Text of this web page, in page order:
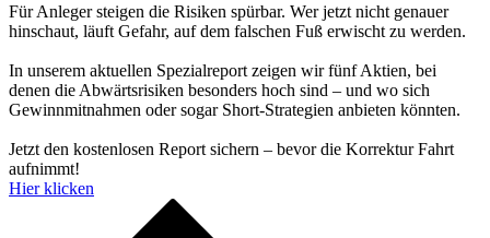
Für Anleger steigen die Risiken spürbar. Wer jetzt nicht genauer
hinschaut, läuft Gefahr, auf dem falschen Fuß erwischt zu werden.
In unserem aktuellen Spezialreport zeigen wir fünf Aktien, bei
denen die Abwärtsrisiken besonders hoch sind – und wo sich
Gewinnmitnahmen oder sogar Short-Strategien anbieten könnten.
Jetzt den kostenlosen Report sichern – bevor die Korrektur Fahrt
aufnimmt!
Hier klicken